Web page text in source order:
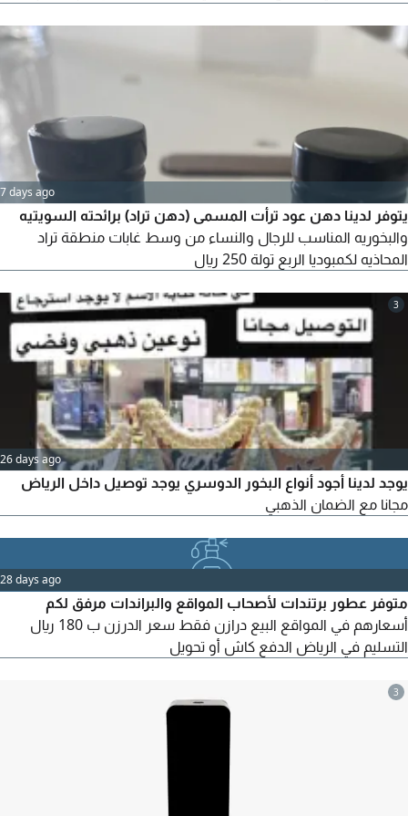
7 days ago
يتوفر لدينا دهن عود ترأت المسمى (دهن تراد) برائحته السويتيه
والبخوريه المناسب للرجال والنساء من وسط غابات منطقة تراد
المحاذيه لكمبوديا الربع تولة 250 ريال
3
26 days ago
يوجد لدينا أجود أنواع البخور الدوسري يوجد توصيل داخل الرياض
مجانا مع الضمان الذهبي
28 days ago
متوفر عطور برتندات لأصحاب المواقع والبراندات مرفق لكم
أسعارهم في المواقع البيع درازن فقط سعر الدرزن ب 180 ريال
التسليم في الرياض الدفع كاش أو تحويل
3